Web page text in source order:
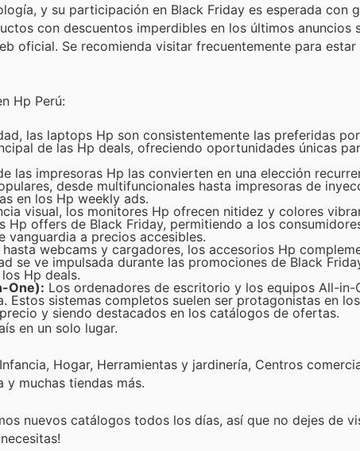
y su participación en Black Friday es esperada con
con descuentos imperdibles en los últimos anuncios
oficial. Se recomienda visitar frecuentemente para
Hp Perú:
las laptops Hp son consistentemente las preferidas
de las Hp deals, ofreciendo oportunidades únicas
las impresoras Hp las convierten en una elección
desde multifuncionales hasta impresoras de
en los Hp weekly ads.
visual, los monitores Hp ofrecen nitidez y colores
offers de Black Friday, permitiendo a los
a precios accesibles.
webcams y cargadores, los accesorios Hp
se ve impulsada durante las promociones de Black
Hp deals.
One): Los ordenadores de escritorio y los equipos All-in-
sistemas completos suelen ser protagonistas en
y siendo destacados en los catálogos de ofertas.
en un solo lugar.
Hogar, Herramientas y jardinería, Centros
y muchas tiendas más.
nuevos catálogos todos los días, así que no dejes de